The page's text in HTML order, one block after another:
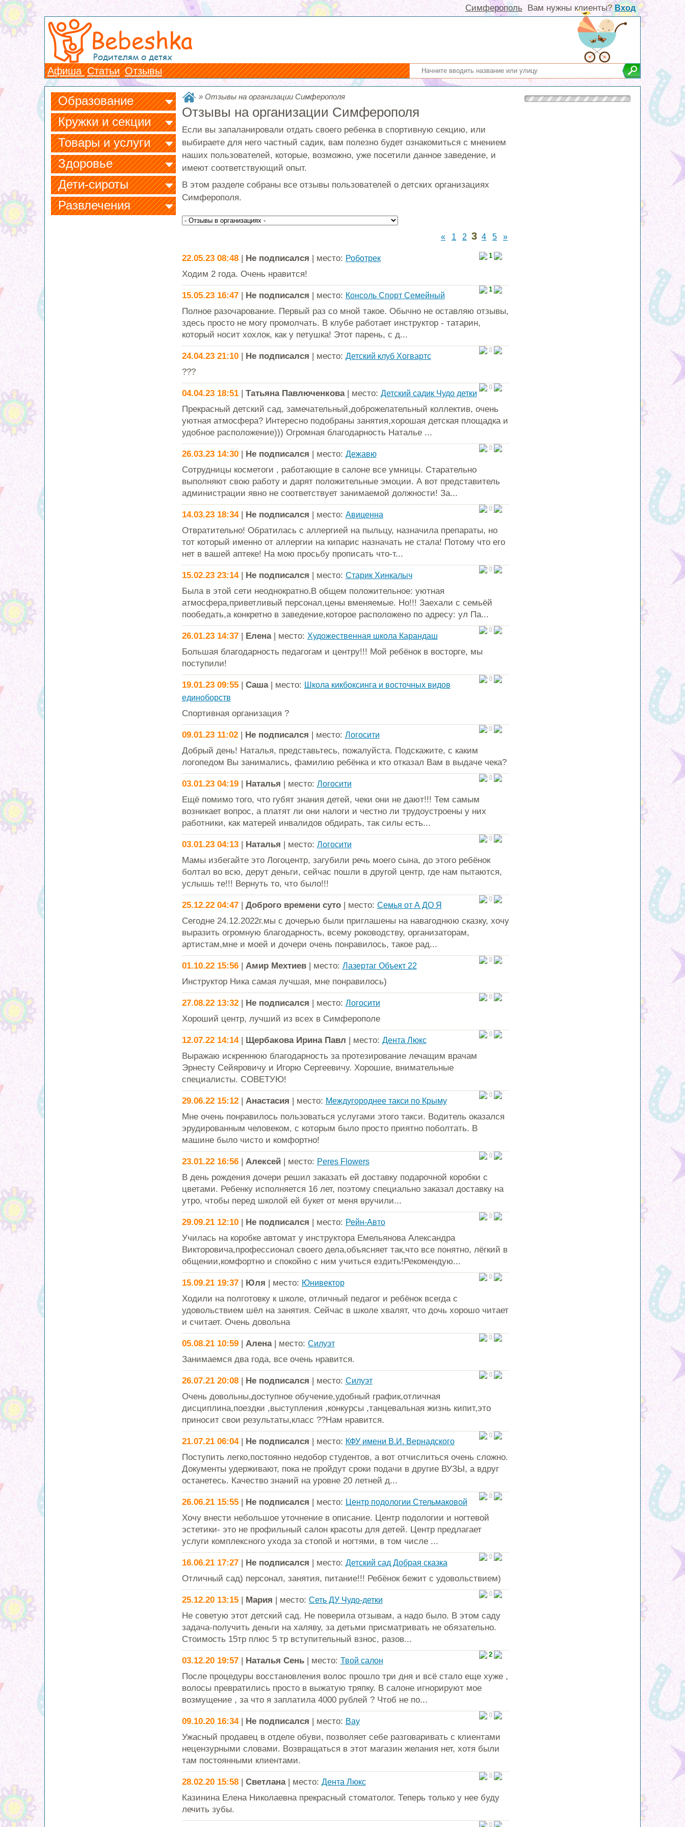
Вам нужны клиенты? Вход
Симферополь
Bebeshka
Родителям о детях
Афиша Статьи Отзывы
Образование
Кружки и секции
Товары и услуги
Здоровье
Дети-сироты
Развлечения
» Отзывы на организации Симферополя
Отзывы на организации Симферополя
Если вы запаланировали отдать своего ребенка в спортивную секцию, или
выбираете для него частный садик, вам полезно будет ознакомиться с мнением
наших пользователей, которые, возможно, уже посетили данное заведение, и
имеют соответствующий опыт.
В этом разделе собраны все отзывы пользователей о детских организациях
Симферополя.
« 1 2 3 4 5 »
1
22.05.23 08:48| Не подписался | место: Роботрек
Ходим 2 года. Очень нравится!
1
15.05.23 16:47| Не подписался | место: Консоль Спорт Семейный
Полное разочарование. Первый раз со мной такое. Обычно не оставляю отзывы,
здесь просто не могу промолчать. В клубе работает инструктор - татарин,
который носит хохлок, как у петушка! Этот парень, с д...
0
24.04.23 21:10| Не подписался | место: Детский клуб Хогвартс
???
0
04.04.23 18:51| Татьяна Павлюченкова| место: Детский садик Чудо детки
Прекрасный детский сад, замечательный,доброжелательный коллектив, очень
уютная атмосфера? Интересно подобраны занятия,хорошая детская площадка и
удобное расположение))) Огромная благодарность Наталье ...
0
26.03.23 14:30| Не подписался | место: Дежавю
Сотрудницы косметоги , работающие в салоне все умницы. Старательно
выполняют свою работу и дарят положительные эмоции. А вот представитель
администрации явно не соответствует занимаемой должности! За...
0
14.03.23 18:34| Не подписался | место: Авиценна
Отвратительно! Обратилась с аллергией на пыльцу, назначила препараты, но
тот который именно от аллергии на кипарис назначать не стала! Потому что его
нет в вашей аптеке! На мою просьбу прописать что-т...
0
15.02.23 23:14| Не подписался | место: Старик Хинкалыч
Была в этой сети неоднократно.В общем положительное: уютная
атмосфера,приветливый персонал,цены вменяемые. Но!!! Заехали с семьёй
пообедать,а конкретно в заведение,которое расположено по адресу: ул Па...
0
26.01.23 14:37| Елена | место: Художественная школа Карандаш
Большая благодарность педагогам и центру!!! Мой ребёнок в восторге, мы
поступили!
0
19.01.23 09:55| Саша| место: Школа кикбоксинга и восточных видов
единоборств
Спортивная организация ?
0
09.01.23 11:02| Не подписался | место: Логосити
Добрый день! Наталья, представьтесь, пожалуйста. Подскажите, с каким
логопедом Вы занимались, фамилию ребёнка и кто отказал Вам в выдаче чека?
0
03.01.23 04:19| Наталья | место: Логосити
Ещё помимо того, что губят знания детей, чеки они не дают!!! Тем самым
возникает вопрос, а платят ли они налоги и честно ли трудоустроены у них
работники, как матерей инвалидов обдирать, так силы есть...
0
03.01.23 04:13| Наталья | место: Логосити
Мамы избегайте это Логоцентр, загубили речь моего сына, до этого ребёнок
болтал во всю, дерут деньги, сейчас пошли в другой центр, где нам пытаются,
услышь те!!! Вернуть то, что было!!!
0
25.12.22 04:47| Доброго времени суто| место: Семья от А ДО Я
Сегодне 24.12.2022г.мы с дочерью были приглашены на навагоднюю сказку, хочу
выразить огромную благодарность, всему роководству, организаторам,
артистам,мне и моей и дочери очень понравилось, такое рад...
0
01.10.22 15:56| Амир Мехтиев | место: Лазертаг Объект 22
Инструктор Ника самая лучшая, мне понравилось)
0
27.08.22 13:32| Не подписался | место: Логосити
Хороший центр, лучший из всех в Симферополе
0
12.07.22 14:14| Щербакова Ирина Павл | место: Дента Люкс
Выражаю искреннюю благодарность за протезирование лечащим врачам
Эрнесту Сейяровичу и Игорю Сергеевичу. Хорошие, внимательные
специалисты. СОВЕТУЮ!
0
29.06.22 15:12| Анастасия | место: Междугороднее такси по Крыму
Мне очень понравилось пользоваться услугами этого такси. Водитель оказался
эрудированным человеком, с которым было просто приятно поболтать. В
машине было чисто и комфортно!
0
23.01.22 16:56| Алексей| место: Peres Flowers
В день рождения дочери решил заказать ей доставку подарочной коробки с
цветами. Ребенку исполняется 16 лет, поэтому специально заказал доставку на
утро, чтобы перед школой ей букет от меня вручили...
0
29.09.21 12:10| Не подписался | место: Рейн-Авто
Училась на коробке автомат у инструктора Емельянова Александра
Викторовича,профессионал своего дела,объясняет так,что все понятно, лёгкий в
общении,комфортно и спокойно с ним учиться ездить!Рекомендую...
0
15.09.21 19:37| Юля | место: Юнивектор
Ходили на полготовку к школе, отличный педагог и ребёнок всегда с
удовольствием шёл на занятия. Сейчас в школе хвалят, что дочь хорошо читает
и считает. Очень довольна
0
05.08.21 10:59| Алена| место: Силуэт
Занимаемся два года, все очень нравится.
0
26.07.21 20:08| Не подписался | место: Силуэт
Очень довольны,доступное обучение,удобный график,отличная
дисциплина,поездки ,выступления ,конкурсы ,танцевальная жизнь кипит,это
приносит свои результаты,класс ??Нам нравится.
0
21.07.21 06:04| Не подписался | место: КФУ имени В.И. Вернадского
Поступить легко,постоянно недобор студентов, а вот отчислиться очень сложно.
Документы удерживают, пока не пройдут сроки подачи в другие ВУЗЫ, а вдруг
останетесь. Качество знаний на уровне 20 летней д...
0
26.06.21 15:55| Не подписался | место: Центр подологии Стельмаковой
Хочу внести небольшое уточнение в описание. Центр подологии и ногтевой
эстетики- это не профильный салон красоты для детей. Центр предлагает
услуги комплексного ухода за стопой и ногтями, в том числе ...
0
16.06.21 17:27| Не подписался | место: Детский сад Добрая сказка
Отличный сад) персонал, занятия, питание!!! Ребёнок бежит с удовольствием)
0
25.12.20 13:15| Мария | место: Сеть ДУ Чудо-детки
Не советую этот детский сад. Не поверила отзывам, а надо было. В этом саду
задача-получить деньги на халяву, за детьми присматривать не обязательно.
Стоимость 15тр плюс 5 тр вступительный взнос, разов...
2
03.12.20 19:57| Наталья Сень| место: Твой салон
После процедуры восстановления волос прошло три дня и всё стало еще хуже ,
волосы превратились просто в выжатую тряпку. В салоне игнорируют мое
возмущение , за что я заплатила 4000 рублей ? Чтоб не по...
0
09.10.20 16:34| Не подписался | место: Вау
Ужасный продавец в отделе обуви, позволяет себе разговаривать с клиентами
нецензурными словами. Возвращаться в этот магазин желания нет, хотя были
там постоянными клиентами.
0
28.02.20 15:58| Светлана| место: Дента Люкс
Казинина Елена Николаевна прекрасный стоматолог. Теперь только у нее буду
лечить зубы.
0